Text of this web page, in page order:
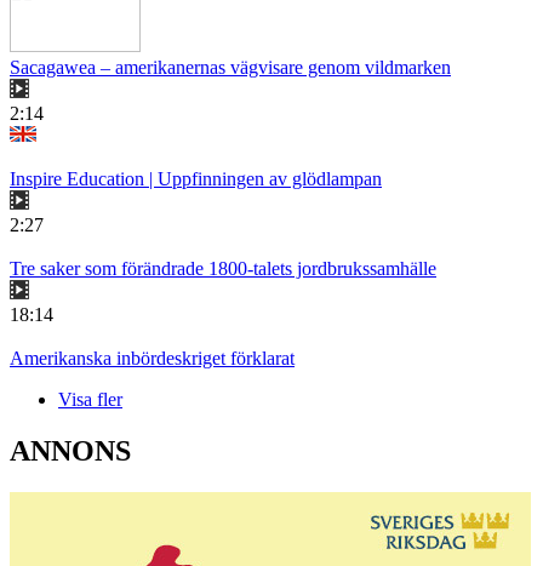
Sacagawea – amerikanernas vägvisare genom vildmarken
2:14
Inspire Education | Uppfinningen av glödlampan
2:27
Tre saker som förändrade 1800-talets jordbrukssamhälle
18:14
Amerikanska inbördeskriget förklarat
Visa fler
ANNONS